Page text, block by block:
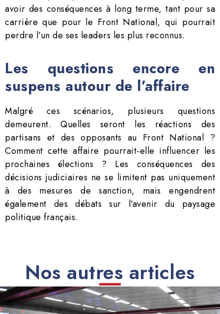
avoir des conséquences à long terme, tant pour sa
carrière que pour le Front National, qui pourrait
perdre l’un de ses leaders les plus reconnus.
Les questions encore en
suspens autour de l’affaire
Malgré ces scénarios, plusieurs questions
demeurent. Quelles seront les réactions des
partisans et des opposants au Front National ?
Comment cette affaire pourrait-elle influencer les
prochaines élections ? Les conséquences des
décisions judiciaires ne se limitent pas uniquement
à des mesures de sanction, mais engendrent
également des débats sur l’avenir du paysage
politique français.
Nos autres articles